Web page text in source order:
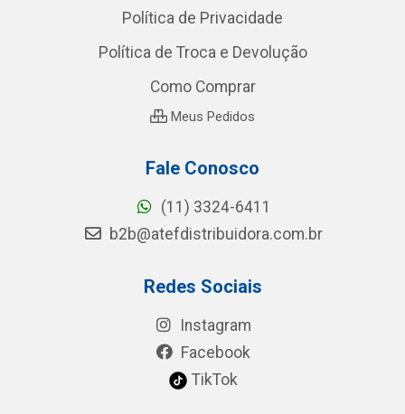
Política de Privacidade
Política de Troca e Devolução
Como Comprar
Meus Pedidos
Fale Conosco
(11) 3324-6411
b2b@atefdistribuidora.com.br
Redes Sociais
Instagram
Facebook
TikTok